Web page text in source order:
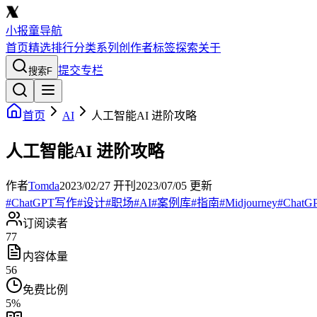
小报童导航
首页精选排行分类系列 创作者标签探索关于
搜索F 提交专栏
首页 AI 人工智能AI 进阶攻略
人工智能AI 进阶攻略
作者Tomda2023/02/27 开刊 2023/07/05 更新
#ChatGPT写作#设计#职场#AI#案例库#指南#Midjourney#
订阅读者
77
内容体量
56
免费比例
5%